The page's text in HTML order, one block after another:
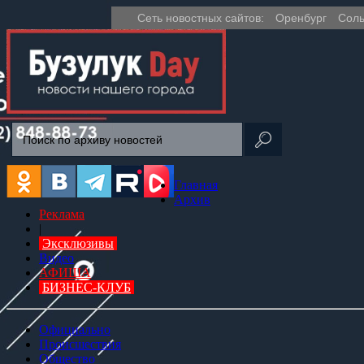
Сеть новостных сайтов: Оренбург
Главная
Архив
Реклама
Эксклюзивы
Видео
АФИША
БИЗНЕС-КЛУБ
Официально
Происшествия
Общество